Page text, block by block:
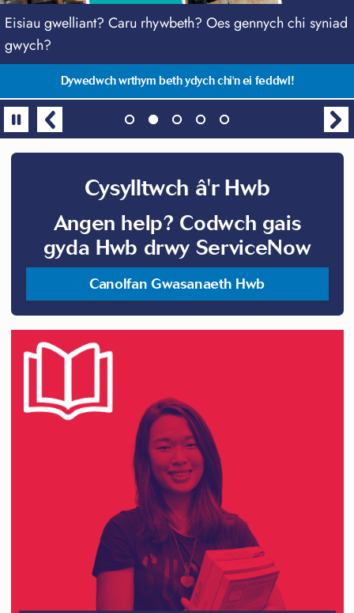
Lawrlwythwch Ap FyAbertawe
Popeth mewn un lle, yr ap hanfodol i fyfyrwyr!
Eisiau gwelliant? Caru rhywbeth? Oes gennych chi syniad
gwych?
Dywedwch wrthym beth ydych chi'n ei feddwl!
Cadwch mewn cysylltiad
Dilynwch @HwbPrifAbertawe ar ein sianelu cyfryngau cymdeithasol
Siarad unrhyw bryd gyda myfyrwyr fel ti
TalkCampus - cefnogaeth am ddim, ddiogel ac anhysbys
Sesiynau Sgiliau Ychwanegol Canolfan Llwyddiant
Academaidd
Datblygu'r sgiliau, yr wybodaeth a'r hyder sydd eu hangen i lwyddo.
Cysylltwch â'r Hwb
Angen help? Codwch gais
gyda Hwb drwy ServiceNow
Canolfan Gwasanaeth Hwb